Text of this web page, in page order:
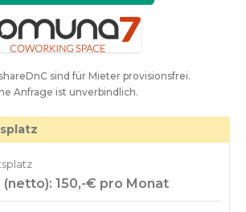
sind für Mieter provisionsfrei.
Anfrage ist unverbindlich.
150,-€ pro Monat